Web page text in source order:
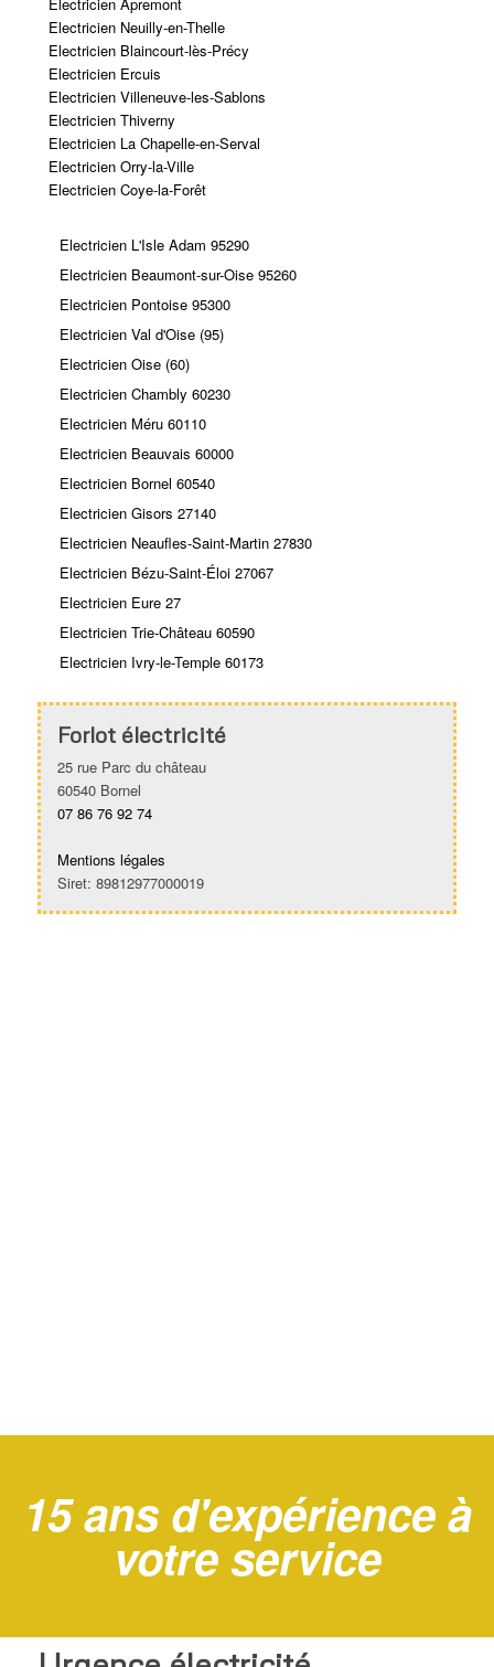
Electricien Neuilly-en-Thelle
Electricien Blaincourt-lès-Précy
Electricien Ercuis
Electricien Villeneuve-les-Sablons
Electricien Thiverny
Electricien La Chapelle-en-Serval
Electricien Orry-la-Ville
Electricien Coye-la-Forêt
Electricien L'Isle Adam 95290
Electricien Beaumont-sur-Oise 95260
Electricien Pontoise 95300
Electricien Val d'Oise (95)
Electricien Oise (60)
Electricien Chambly 60230
Electricien Méru 60110
Electricien Beauvais 60000
Electricien Bornel 60540
Electricien Gisors 27140
Electricien Neaufles-Saint-Martin 27830
Electricien Bézu-Saint-Éloi 27067
Electricien Eure 27
Electricien Trie-Château 60590
Electricien Ivry-le-Temple 60173
Forlot électricité
25 rue Parc du château
60540 Bornel
07 86 76 92 74
Mentions légales
Siret: 89812977000019
15 ans d'expérience à
votre service